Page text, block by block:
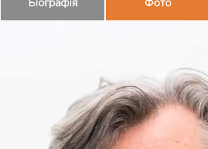
Біографія Фото